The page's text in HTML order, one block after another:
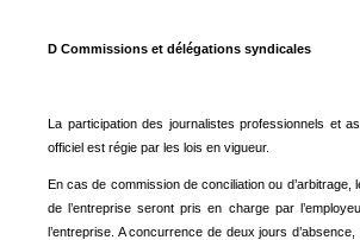
D Commissions et délégations syndicales
La participation des journalistes professionnels et
officiel est régie par les lois en vigueur.
En cas de commission de conciliation ou
de l’entreprise seront pris en charge par
l’entreprise. A concurrence de deux jours